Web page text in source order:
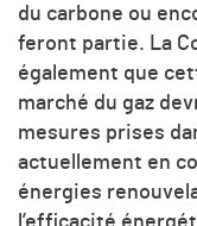
du carbone ou
feront partie. La
également que
marché du gaz
mesures prises
actuellement en
énergies